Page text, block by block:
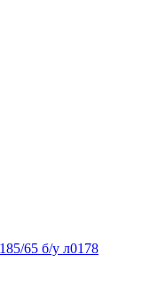
65 б/у л0178